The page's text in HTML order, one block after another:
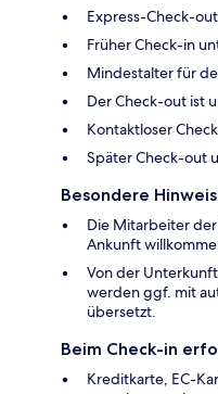
Express-Check-
Früher Check-in
Mindestalter für
Der Check-out ist
Kontaktloser
Später Check-out
Besondere
Die Mitarbeiter
Ankunft
Von der
werden ggf. mit
übersetzt.
Beim Check-in
Kreditkarte, EC-